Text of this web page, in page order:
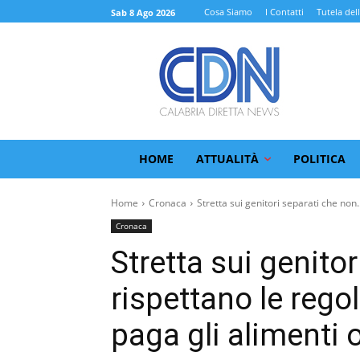
Sab 8 Ago 2026 Cosa Siamo I Contatti Tutela
HOME ATTUALITÀ POLITICA
Home Cronaca Stretta sui genitori separati che
Cronaca
Stretta sui
rispettano le
paga gli alimenti